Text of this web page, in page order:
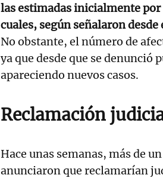
las estimadas inicialmente
cuales, según señalaron
No obstante, el número de
ya que desde que se denunció
apareciendo nuevos casos.
Reclamación
Hace unas semanas, más de
anunciaron que reclamarían